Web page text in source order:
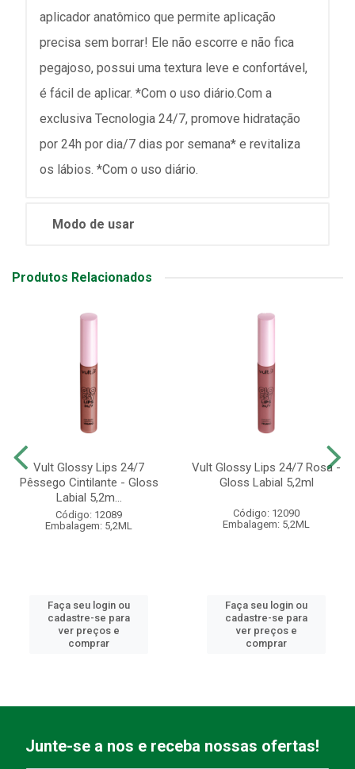
aplicador anatômico que permite aplicação
precisa sem borrar! Ele não escorre e não fica
pegajoso, possui uma textura leve e confortável,
é fácil de aplicar. *Com o uso diário.Com a
exclusiva Tecnologia 24/7, promove hidratação
por 24h por dia/7 dias por semana* e revitaliza
os lábios. *Com o uso diário.
Modo de usar
Produtos Relacionados
Vult Glossy Lips 24/7
Pêssego Cintilante - Gloss
Labial 5,2m...
Código: 12089
Embalagem: 5,2ML
Faça seu login ou
cadastre-se para
ver preços e
comprar
Vult Glossy Lips 24/7 Rosa -
Gloss Labial 5,2ml
Código: 12090
Embalagem: 5,2ML
Faça seu login ou
cadastre-se para
ver preços e
comprar
Junte-se a nos e receba nossas ofertas!